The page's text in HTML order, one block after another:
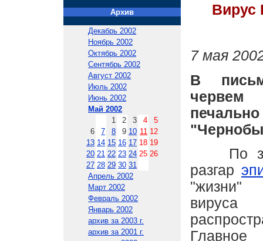
Архив
Декабрь 2002
Ноябрь 2002
Октябрь 2002
Сентябрь 2002
Август 2002
Июль 2002
Июнь 2002
Май 2002
1
2 3 4
5
6
7 8 9 10 11 12
13 14 15 16 17 18 19
20 21 22 23 24 25 26
27 28 29 30 31
Апрель 2002
Март 2002
Февраль 2002
Январь 2002
архив за 2003 г.
архив за 2001 г.
Вирус
7 мая
В
червем
По
разгар
"жизни"